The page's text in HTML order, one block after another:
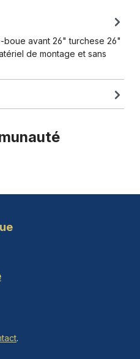
boue avant 26" turchese 26"
de montage et sans
.